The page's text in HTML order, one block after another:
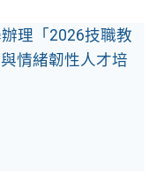
理「2026技職教
情緒韌性人才培